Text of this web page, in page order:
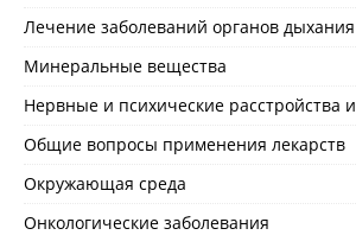
Лечение заболеваний органов дыхания
Минеральные вещества
Нервные и психические расстройства
Общие вопросы применения лекарств
Окружающая среда
Онкологические заболевания